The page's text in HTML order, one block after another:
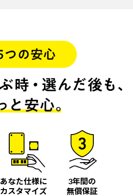
あなた仕様に
カスタマイズ
3年間の
無償保証